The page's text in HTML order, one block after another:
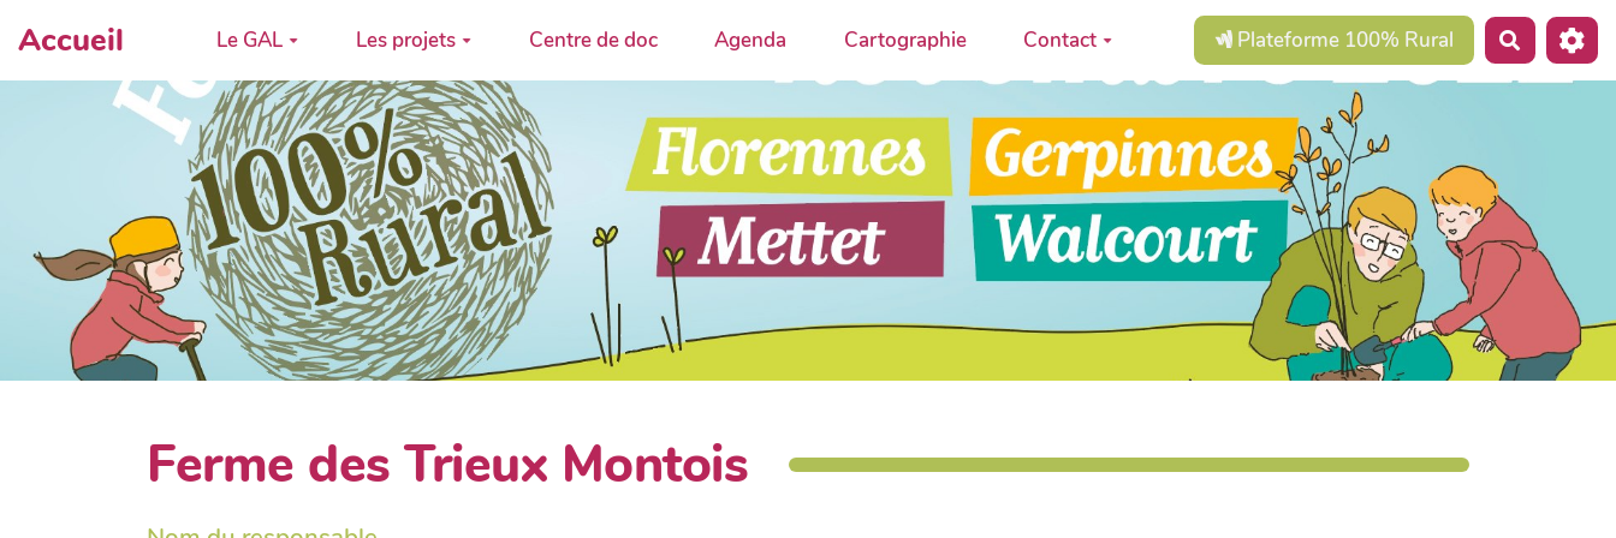
Accueil Le GAL Les projets Centre de doc Agenda Cartographie Contact Plateforme 100% Rural
Ferme des Trieux Montois